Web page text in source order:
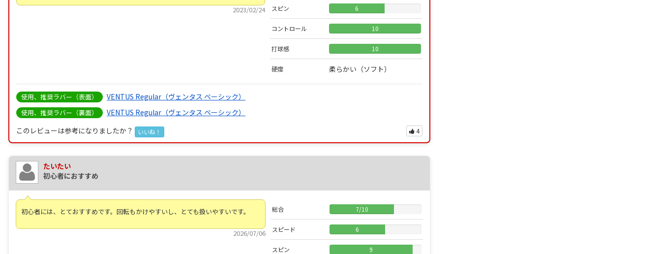
2023/02/24 スピン 6
コントロール 10
打球感 10
硬度 柔らかい（ソフト）
使用、推奨ラバー（表面） VENTUS Regular（ヴェンタス ベーシック）
使用、推奨ラバー（裏面）
VENTUS Regular（ヴェンタス ベーシック）
このレビューは参考になりましたか？
いいね！ 4
たいたい
初心者におすすめ
初心者には、とておすすめです。回転もかけやすいし、とても扱いやすいです。
2026/07/06
総合 7/10
スピード 6
スピン 9